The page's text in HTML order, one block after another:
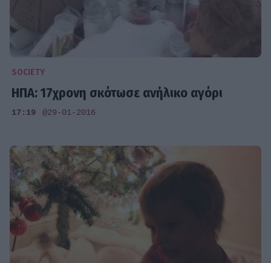
SOCIETY
ΗΠΑ: 17χρονη σκότωσε ανήλικο αγόρι
17:19 @29-01-2016